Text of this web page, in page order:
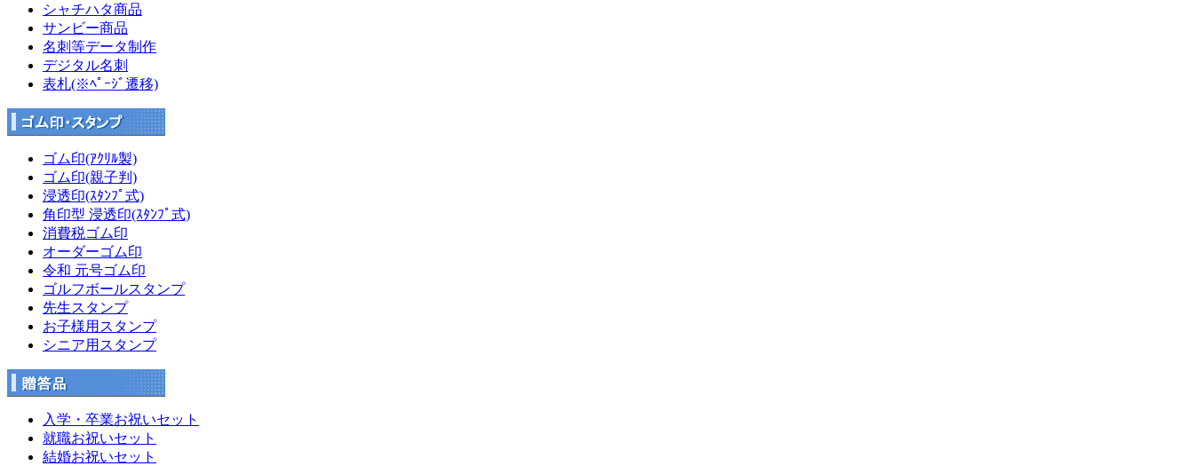
シャチハタ商品
サンビー商品
名刺等データ制作
デジタル名刺
表札(※ﾍﾟｰｼﾞ遷移)
ゴム印(ｱｸﾘﾙ製)
ゴム印(親子判)
浸透印(ｽﾀﾝﾌﾟ式)
角印型 浸透印(ｽﾀﾝﾌﾟ式)
消費税ゴム印
オーダーゴム印
令和 元号ゴム印
ゴルフボールスタンプ
先生スタンプ
お子様用スタンプ
シニア用スタンプ
入学・卒業お祝いセット
就職お祝いセット
結婚お祝いセット